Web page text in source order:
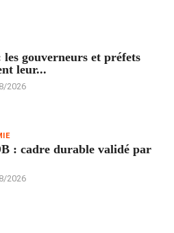
les gouverneurs et préfets
leur...
2026
: cadre durable validé par
2026